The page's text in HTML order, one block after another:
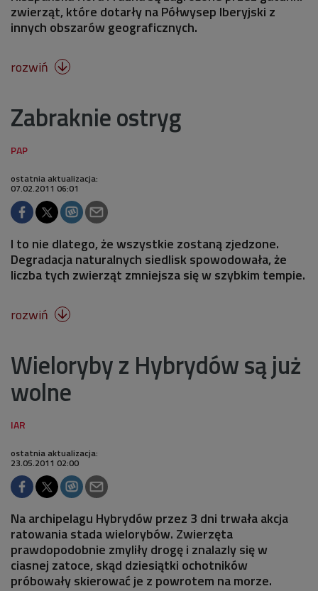
zwierząt, które dotarły na Półwysep Iberyjski z
innych obszarów geograficznych.
rozwiń 
Zabraknie ostryg
ostatnia aktualizacja:
07.02.2011 06:01
I to nie dlatego, że wszystkie zostaną zjedzone.
Degradacja naturalnych siedlisk spowodowała, że
liczba tych zwierząt zmniejsza się w szybkim tempie.
rozwiń 
Wieloryby z Hybrydów są już
wolne
ostatnia aktualizacja:
23.05.2011 02:00
Na archipelagu Hybrydów przez 3 dni trwała akcja
ratowania stada wielorybów. Zwierzęta
prawdopodobnie zmyliły drogę i znalazly się w
ciasnej zatoce, skąd dziesiątki ochotników
próbowały skierować je z powrotem na morze.